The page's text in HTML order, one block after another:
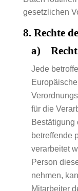
gesetzlichen
8. Rechte
a) Recht
Jede
für die
Bestätigung
betreffende
verarbeitet
Person
nehmen,
Mitarbeiter